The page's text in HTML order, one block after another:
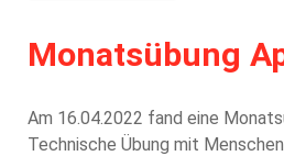
Monatsübung
Am 16.04.2022 fand eine
Technische Übung mit